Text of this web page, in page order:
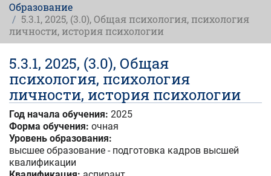
Образование
5.3.1, 2025, (3.0), Общая психология, психология
личности, история психологии
5.3.1, 2025, (3.0), Общая
психология, психология
личности, история психологии
Год начала обучения: 2025
Форма обучения: очная
Уровень образования:
высшее образование - подготовка кадров высшей
квалификации